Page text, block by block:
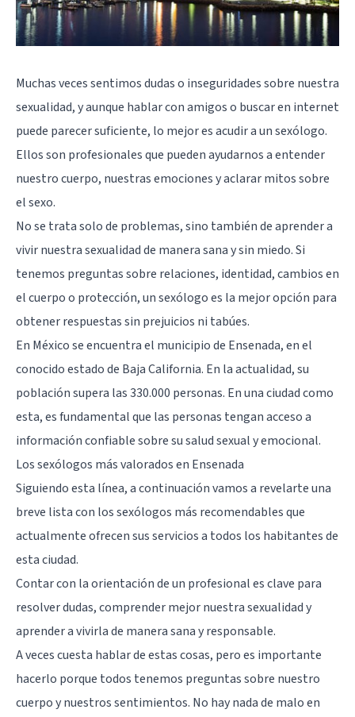
Muchas veces sentimos dudas o inseguridades sobre nuestra
sexualidad, y aunque hablar con amigos o buscar en internet
puede parecer suficiente, lo mejor es acudir a un sexólogo.
Ellos son profesionales que pueden ayudarnos a entender
nuestro cuerpo, nuestras emociones y aclarar mitos sobre
el sexo.
No se trata solo de problemas, sino también de aprender a
vivir nuestra sexualidad de manera sana y sin miedo. Si
tenemos preguntas sobre relaciones, identidad, cambios en
el cuerpo o protección, un sexólogo es la mejor opción para
obtener respuestas sin prejuicios ni tabúes.
En México se encuentra el municipio de Ensenada, en el
conocido estado de Baja California. En la actualidad, su
población supera las 330.000 personas. En una ciudad como
esta, es fundamental que las personas tengan acceso a
información confiable sobre su salud sexual y emocional.
Los sexólogos más valorados en Ensenada
Siguiendo esta línea, a continuación vamos a revelarte una
breve lista con los sexólogos más recomendables que
actualmente ofrecen sus servicios a todos los habitantes de
esta ciudad.
Contar con la orientación de un profesional es clave para
resolver dudas, comprender mejor nuestra sexualidad y
aprender a vivirla de manera sana y responsable.
A veces cuesta hablar de estas cosas, pero es importante
hacerlo porque todos tenemos preguntas sobre nuestro
cuerpo y nuestros sentimientos. No hay nada de malo en